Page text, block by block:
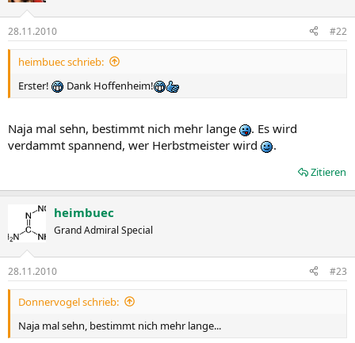
28.11.2010 #22
heimbuec schrieb:
Erster!
Dank Hoffenheim!
Naja mal sehn, bestimmt nich mehr lange
. Es wird
verdammt spannend, wer Herbstmeister wird
.
Zitieren
heimbuec
Grand Admiral Special
28.11.2010 #23
Donnervogel schrieb:
Naja mal sehn, bestimmt nich mehr lange...